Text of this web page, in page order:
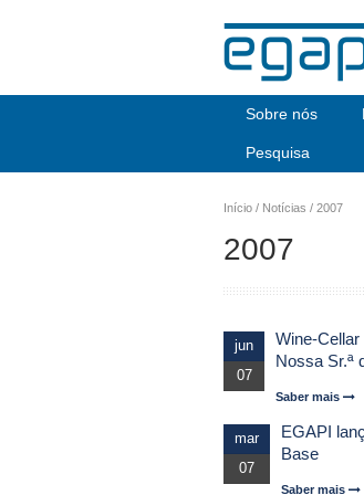
Sobre nós
Pesquisa
Início / Notícias / 2007
2007
jun
07
Wine-
Nossa Sr.ª
Saber mais
mar
07
EGAPI
Base
Saber mais